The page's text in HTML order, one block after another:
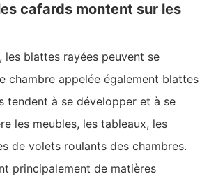
cafards montent sur les
les blattes rayées peuvent se
chambre appelée également blattes
tendent à se développer et à se
les meubles, les tableaux, les
de volets roulants des chambres.
principalement de matières